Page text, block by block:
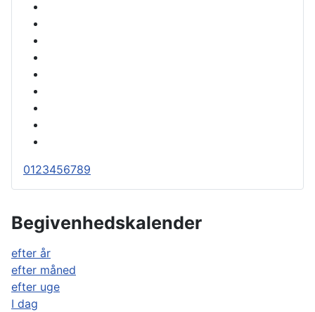
0123456789
Begivenhedskalender
efter år
efter måned
efter uge
I dag